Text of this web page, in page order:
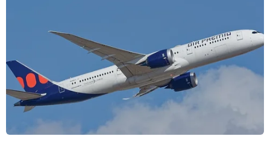
được coi là ưu tiên hàng đầu trong bối cảnh nếu xảy ra
sự cố vỡ đập sẽ ảnh hưởng đến hàng nghìn hộ dân
vùng hạ du (chủ yếu tại tỉnh Bình Phước).